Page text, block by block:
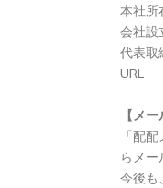
本社所
会社
代表取
【メ
「配
らメ
今後も